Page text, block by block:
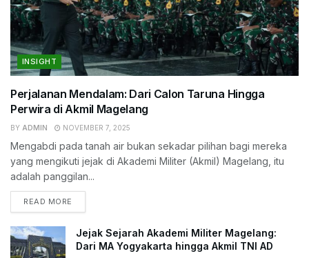
INSIGHT
Perjalanan Mendalam: Dari Calon Taruna Hingga
Perwira di Akmil Magelang
BY ADMIN NOVEMBER 7, 2025
Mengabdi pada tanah air bukan sekadar pilihan bagi mereka
yang mengikuti jejak di Akademi Militer (Akmil) Magelang, itu
adalah panggilan...
READ MORE
Jejak Sejarah Akademi Militer Magelang:
Dari MA Yogyakarta hingga Akmil TNI AD